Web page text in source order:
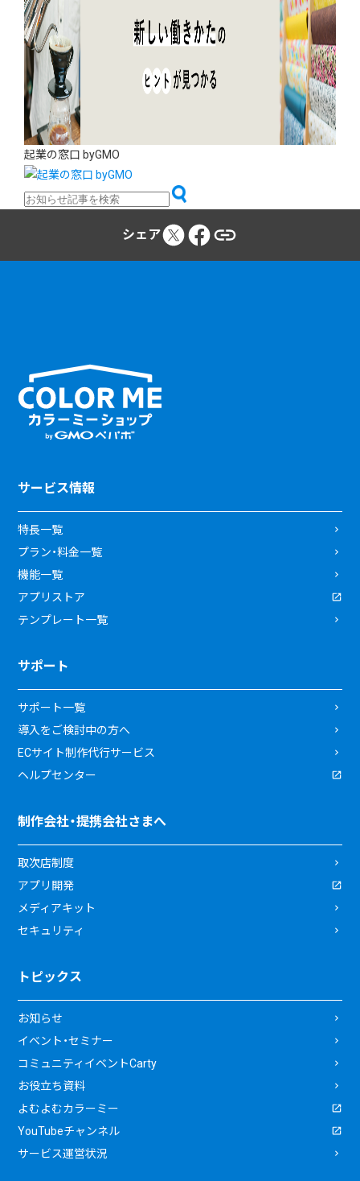
起業の窓口 byGMO
シェア
サービス情報
特長一覧
プラン・料金一覧
機能一覧
アプリストア
テンプレート一覧
サポート
サポート一覧
導入をご検討中の方へ
ECサイト制作代行サービス
ヘルプセンター
制作会社・提携会社さまへ
取次店制度
アプリ開発
メディアキット
セキュリティ
トピックス
お知らせ
イベント・セミナー
コミュニティイベントCarty
お役立ち資料
よむよむカラーミー
YouTubeチャンネル
サービス運営状況